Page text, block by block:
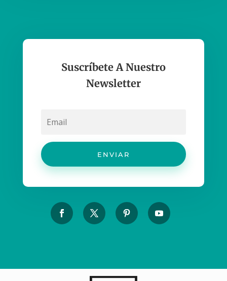
Suscríbete A Nuestro
Newsletter
ENVIAR